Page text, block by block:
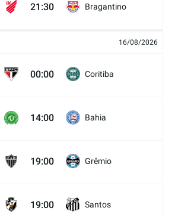
21:30 Bragantino
16/08/2026
00:00 Coritiba
14:00 Bahia
19:00 Grêmio
19:00 Santos